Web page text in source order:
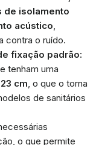
de isolamento
acústico,
contra o ruído.
fixação padrão:
tenham uma
cm, o que o torna
de sanitários
o que permite